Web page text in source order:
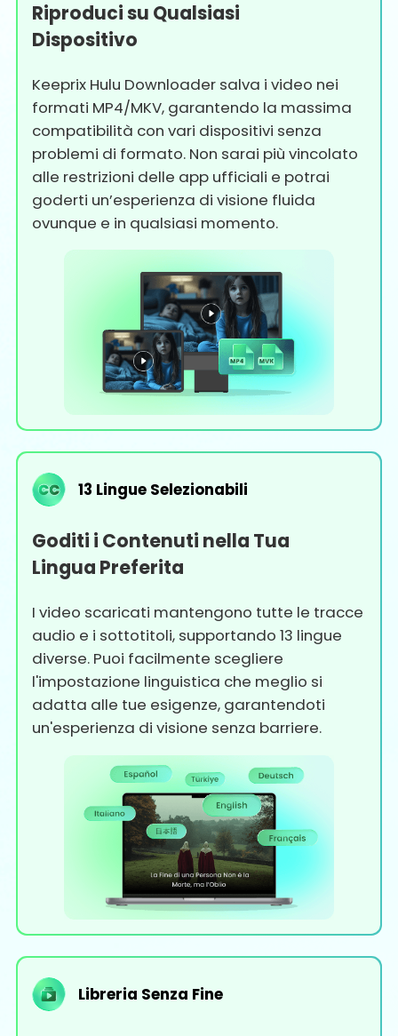
Riproduci su Qualsiasi
Dispositivo
Keeprix Hulu Downloader salva i video nei
formati MP4/MKV, garantendo la massima
compatibilità con vari dispositivi senza
problemi di formato. Non sarai più vincolato
alle restrizioni delle app ufficiali e potrai
goderti un’esperienza di visione fluida
ovunque e in qualsiasi momento.
13 Lingue Selezionabili
Goditi i Contenuti nella Tua
Lingua Preferita
I video scaricati mantengono tutte le tracce
audio e i sottotitoli, supportando 13 lingue
diverse. Puoi facilmente scegliere
l'impostazione linguistica che meglio si
adatta alle tue esigenze, garantendoti
un'esperienza di visione senza barriere.
Libreria Senza Fine